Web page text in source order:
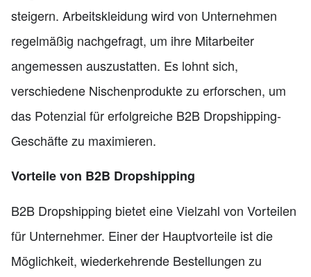
steigern. Arbeitskleidung wird von Unternehmen
regelmäßig nachgefragt, um ihre Mitarbeiter
angemessen auszustatten. Es lohnt sich,
verschiedene Nischenprodukte zu erforschen, um
das Potenzial für erfolgreiche B2B Dropshipping-
Geschäfte zu maximieren.
Vorteile von B2B Dropshipping
B2B Dropshipping bietet eine Vielzahl von Vorteilen
für Unternehmer. Einer der Hauptvorteile ist die
Möglichkeit, wiederkehrende Bestellungen zu